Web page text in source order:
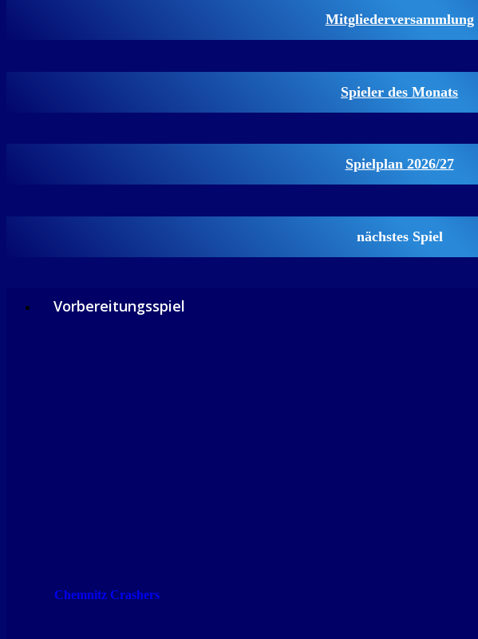
Mitgliederversammlung
Spieler des Monats
Spielplan 2026/27
nächstes Spiel
Vorbereitungsspiel
Chemnitz Crashers